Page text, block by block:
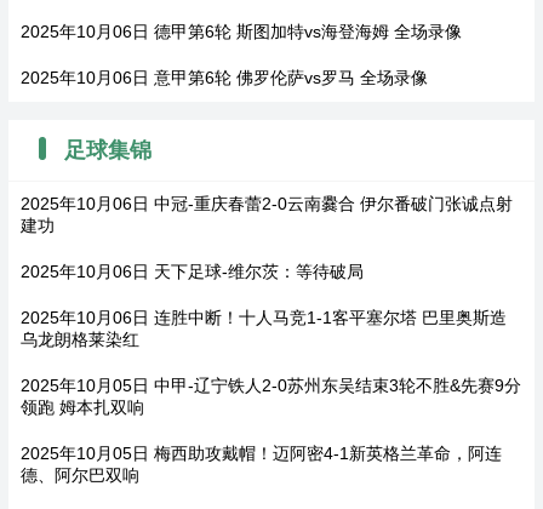
2025年10月06日 德甲第6轮 斯图加特vs海登海姆 全场录像
2025年10月06日 意甲第6轮 佛罗伦萨vs罗马 全场录像
足球集锦
2025年10月06日 中冠-重庆春蕾2-0云南爨合 伊尔番破门张诚点射
建功
2025年10月06日 天下足球-维尔茨：等待破局
2025年10月06日 连胜中断！十人马竞1-1客平塞尔塔 巴里奥斯造
乌龙朗格莱染红
2025年10月05日 中甲-辽宁铁人2-0苏州东吴结束3轮不胜&先赛9分
领跑 姆本扎双响
2025年10月05日 梅西助攻戴帽！迈阿密4-1新英格兰革命，阿连
德、阿尔巴双响